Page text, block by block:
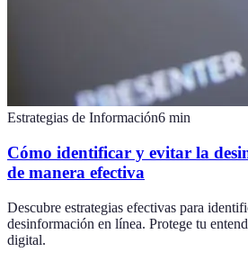
Estrategias de Información6 min
Cómo identificar y evitar la
de manera efectiva
Descubre estrategias efectivas para
desinformación en línea. Protege tu
digital.